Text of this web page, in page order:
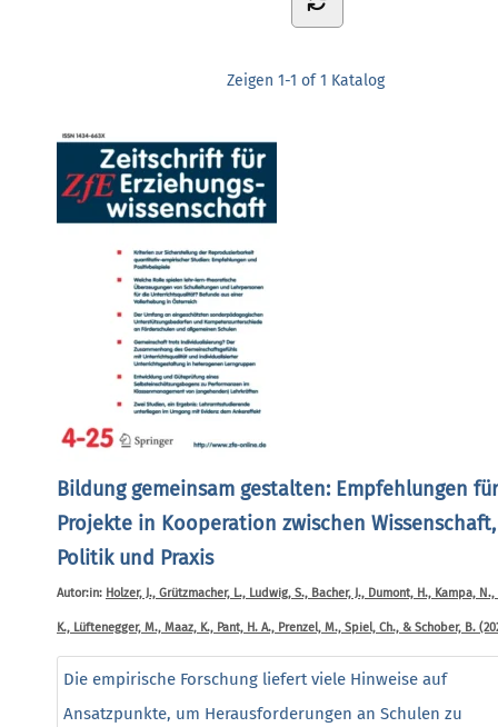
Zeigen 1-1 of 1 Katalog
Bildung gemeinsam gestalten: Empfehlungen für
Projekte in Kooperation zwischen Wissenschaft,
Politik und Praxis
Autor:in: Holzer, J., Grützmacher, L., Ludwig, S., Bacher, J., Dumont, H., Kampa,
K., Lüftenegger, M., Maaz, K., Pant, H. A., Prenzel, M., Spiel, Ch., & Schober, B.
Die empirische Forschung liefert viele Hinweise auf
Ansatzpunkte, um Herausforderungen an Schulen zu